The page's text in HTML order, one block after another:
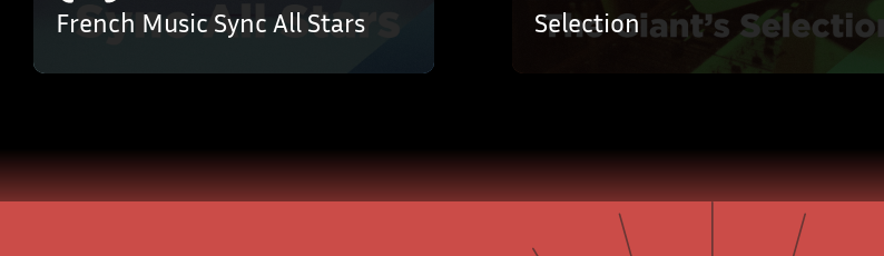
French Music Sync All Stars
Selection